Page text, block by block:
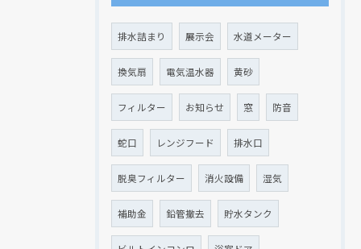
排水詰まり 展示会 水道メーター
換気扇 電気温水器 黄砂
フィルター お知らせ 窓 防音
蛇口 レンジフード 排水口
脱臭フィルター 消火設備 湿気
補助金 鉛管撤去 貯水タンク
クリックでチラシのページにジャンプします
クリックでチラシのページにジャンプします